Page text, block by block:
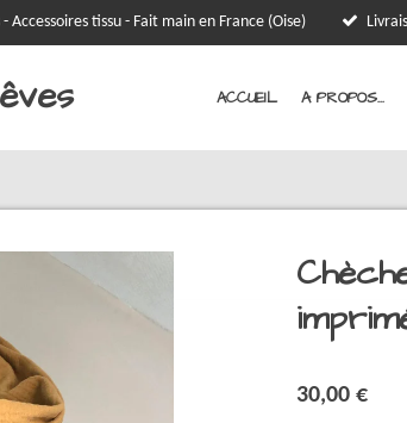
- Accessoires tissu - Fait main en France (Oise)
ACCUEIL A PROPOS...
30,00 €